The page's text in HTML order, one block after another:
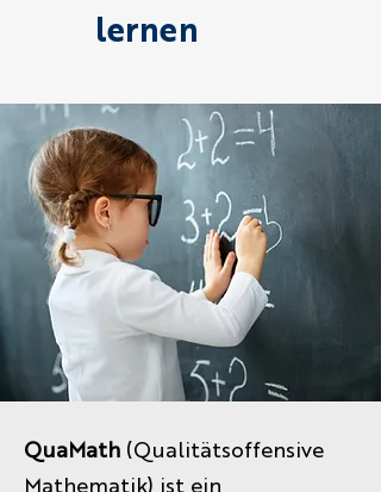
lernen
QuaMath (Qualitätsoffensive
Mathematik) ist ein